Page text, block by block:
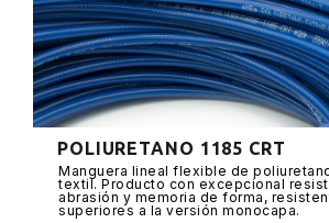
POLIURETANO 1185 CRT
Manguera lineal flexible de
textil. Producto con excepcional
abrasión y memoria de forma,
superiores a la versión monocapa.